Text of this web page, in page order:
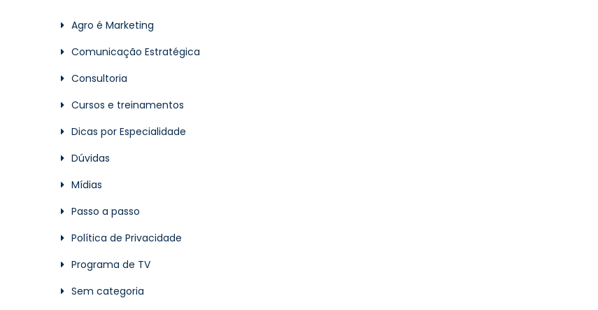
Agro é Marketing
Comunicação Estratégica
Consultoria
Cursos e treinamentos
Dicas por Especialidade
Dúvidas
Mídias
Passo a passo
Política de Privacidade
Programa de TV
Sem categoria